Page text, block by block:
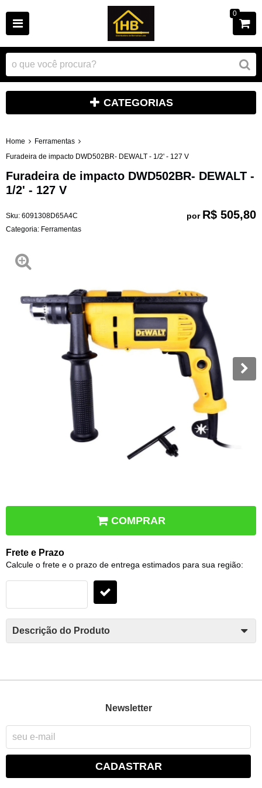
0
CATEGORIAS
Home
Ferramentas
Furadeira de impacto DWD502BR- DEWALT - 1/2' - 127 V
Furadeira de impacto DWD502BR- DEWALT -
1/2' - 127 V
Sku: 6091308D65A4C
Categoria: Ferramentas
por R$ 505,80
COMPRAR
Frete e Prazo
Calcule o frete e o prazo de entrega estimados para sua região:
Descrição do Produto
Newsletter
CADASTRAR